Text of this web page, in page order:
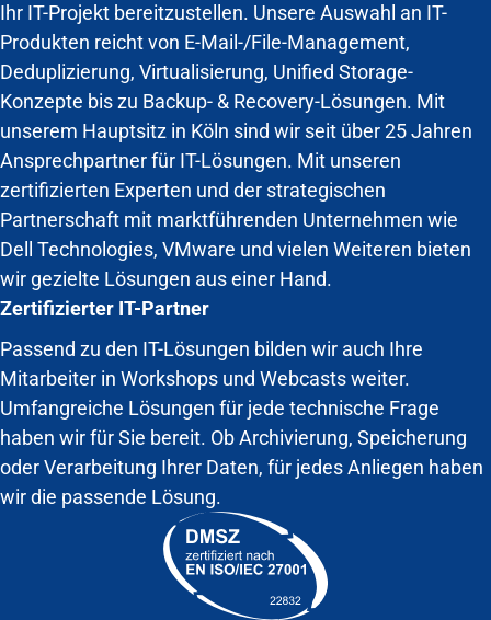
Ihr IT-Projekt bereitzustellen. Unsere Auswahl an IT-
Produkten reicht von E-Mail-/File-Management,
Deduplizierung, Virtualisierung, Unified Storage-
Konzepte bis zu Backup- & Recovery-Lösungen. Mit
unserem Hauptsitz in Köln sind wir seit über 25 Jahren
Ansprechpartner für IT-Lösungen. Mit unseren
zertifizierten Experten und der strategischen
Partnerschaft mit marktführenden Unternehmen wie
Dell Technologies, VMware und vielen Weiteren bieten
wir gezielte Lösungen aus einer Hand.
Zertifizierter IT-Partner
Passend zu den IT-Lösungen bilden wir auch Ihre
Mitarbeiter in Workshops und Webcasts weiter.
Umfangreiche Lösungen für jede technische Frage
haben wir für Sie bereit. Ob Archivierung, Speicherung
oder Verarbeitung Ihrer Daten, für jedes Anliegen haben
wir die passende Lösung.